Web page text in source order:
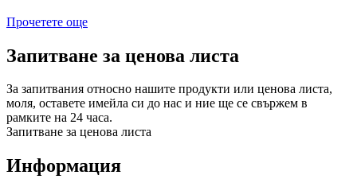
Прочетете още
Запитване за ценова листа
За запитвания относно нашите продукти или ценова листа,
моля, оставете имейла си до нас и ние ще се свържем в
рамките на 24 часа.
Запитване за ценова листа
Информация